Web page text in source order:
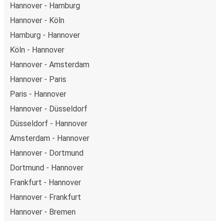
Hannover - Hamburg
Hannover - Köln
Hamburg - Hannover
Köln - Hannover
Hannover - Amsterdam
Hannover - Paris
Paris - Hannover
Hannover - Düsseldorf
Düsseldorf - Hannover
Amsterdam - Hannover
Hannover - Dortmund
Dortmund - Hannover
Frankfurt - Hannover
Hannover - Frankfurt
Hannover - Bremen